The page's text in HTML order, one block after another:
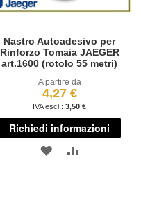
Nastro Autoadesivo per
Rinforzo Tomaia JAEGER
art.1600 (rotolo 55 metri)
A partire da
4,27 €
3,50 €
Richiedi informazioni
AGGIUNGI